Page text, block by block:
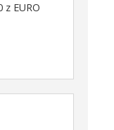
z EURO